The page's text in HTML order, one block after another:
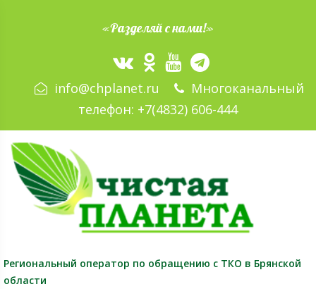
«Разделяй с нами!»
info@chplanet.ru
Многоканальный
телефон: +7(4832) 606-444
Региональный оператор по обращению с ТКО в Брянской
области